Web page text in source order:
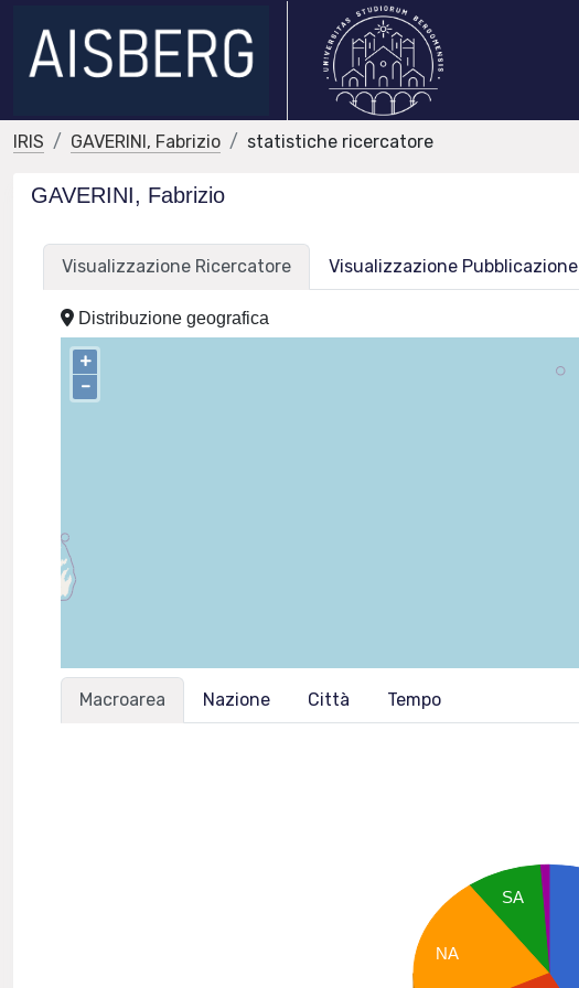
IRIS GAVERINI, Fabrizio statistiche ricercatore
GAVERINI, Fabrizio
Visualizzazione Ricercatore Visualizzazione Pubblicazione
Distribuzione geografica
+
–
Macroarea Nazione Città Tempo
SA
NA